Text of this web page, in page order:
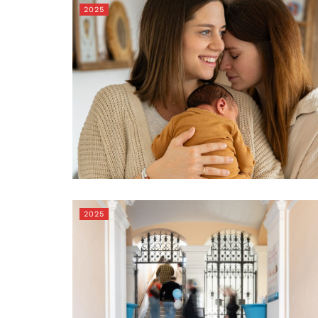
2025
2025